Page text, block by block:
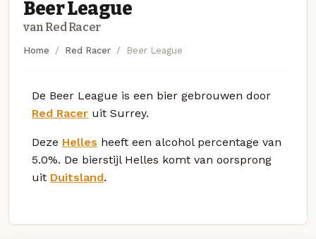
Beer League
van Red Racer
Home Red Racer Beer League
De Beer League is een bier gebrouwen door
Red Racer uit Surrey.
Deze Helles heeft een alcohol percentage van
5.0%. De bierstijl Helles komt van oorsprong
uit Duitsland.